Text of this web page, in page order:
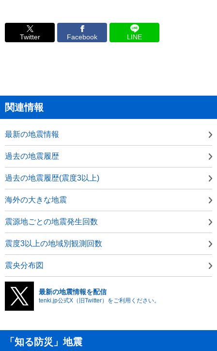
Twitter Facebook LINE
関連情報
最新の地震情報
過去の地震履歴
過去の地震履歴(震度3以上)
海外の大きな地震
震源地ごとの地震発生回数
震度3以上の地域別観測回数
震央分布図
最新の地震情報を配信
tenki.jp公式X（旧Twitter）をご利用ください。
「知る防災」地震